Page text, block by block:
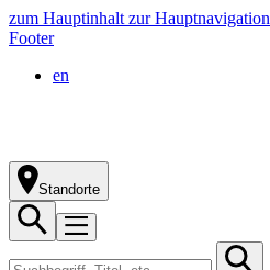
zum Hauptinhalt zur Hauptnavigation
Footer
en
Standorte